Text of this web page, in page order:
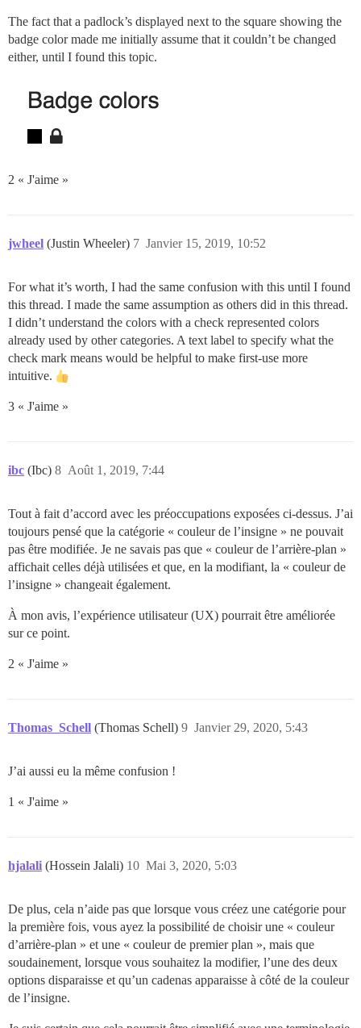
The fact that a padlock’s displayed next to the square showing the
badge color made me initially assume that it couldn’t be changed
either, until I found this topic.
2 « J'aime »
jwheel (Justin Wheeler) Janvier 15, 2019, 10:52
7
For what it’s worth, I had the same confusion with this until I found
this thread. I made the same assumption as others did in this thread.
I didn’t understand the colors with a check represented colors
already used by other categories. A text label to specify what the
check mark means would be helpful to make first-use more
intuitive.
3 « J'aime »
ibc (Ibc) Août 1, 2019, 7:44
8
Tout à fait d’accord avec les préoccupations exposées ci-dessus. J’ai
toujours pensé que la catégorie « couleur de l’insigne » ne pouvait
pas être modifiée. Je ne savais pas que « couleur de l’arrière-plan »
affichait celles déjà utilisées et que, en la modifiant, la « couleur de
l’insigne » changeait également.
À mon avis, l’expérience utilisateur (UX) pourrait être améliorée
sur ce point.
2 « J'aime »
Thomas_Schell (Thomas Schell) Janvier 29, 2020, 5:43
9
J’ai aussi eu la même confusion !
1 « J'aime »
hjalali (Hossein Jalali) Mai 3, 2020, 5:03
10
De plus, cela n’aide pas que lorsque vous créez une catégorie pour
la première fois, vous ayez la possibilité de choisir une « couleur
d’arrière-plan » et une « couleur de premier plan », mais que
soudainement, lorsque vous souhaitez la modifier, l’une des deux
options disparaisse et qu’un cadenas apparaisse à côté de la couleur
de l’insigne.